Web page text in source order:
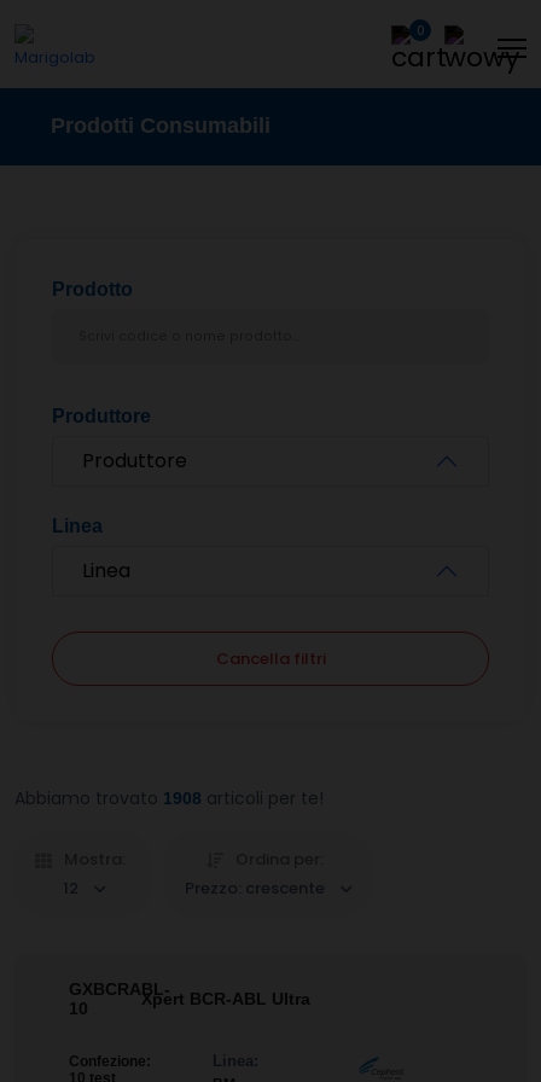
0
Prodotti Consumabili
Prodotto
Produttore
Produttore
Linea
Linea
Cancella filtri
Abbiamo trovato 1908 articoli per te!
12
Prezzo: crescente
GXBCRABL-
10
Xpert BCR-ABL Ultra
Confezione:
10 test
Linea: